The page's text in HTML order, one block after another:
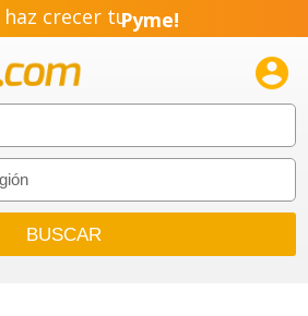
crecer tuPyme!
Emprendimiento!
